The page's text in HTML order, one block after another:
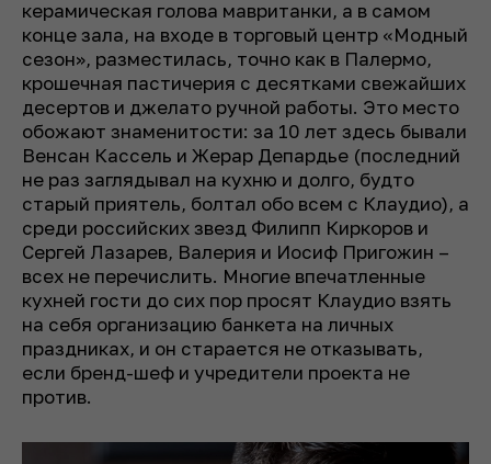
керамическая голова мавританки, а в самом
конце зала, на входе в торговый центр «Модный
сезон», разместилась, точно как в Палермо,
крошечная пастичерия с десятками свежайших
десертов и джелато ручной работы. Это место
обожают знаменитости: за 10 лет здесь бывали
Венсан Кассель и Жерар Депардье (последний
не раз заглядывал на кухню и долго, будто
старый приятель, болтал обо всем с Клаудио), а
среди российских звезд Филипп Киркоров и
Сергей Лазарев, Валерия и Иосиф Пригожин –
всех не перечислить. Многие впечатленные
кухней гости до сих пор просят Клаудио взять
на себя организацию банкета на личных
праздниках, и он старается не отказывать,
если бренд-шеф и учредители проекта не
против.